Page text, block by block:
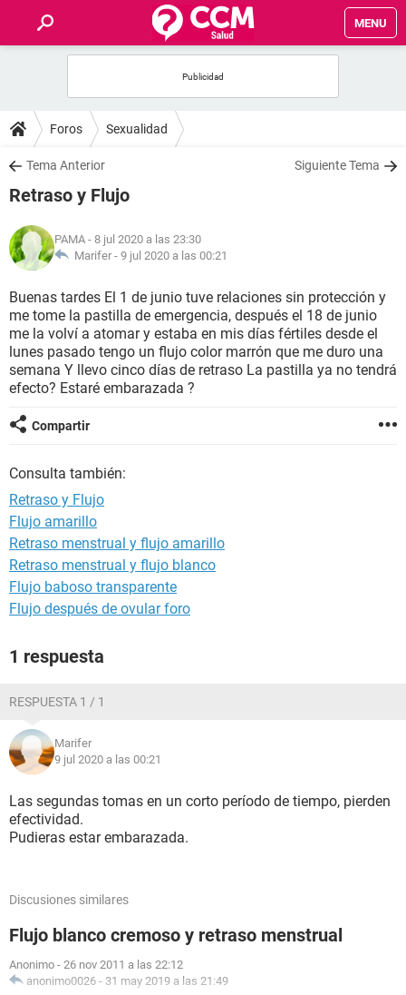
MENU
FOROS
SALUD
NUTRICIÓN
BIENESTAR
SEXUALIDAD
GLOSARIO
Foros Sexualidad
Tema Anterior Siguiente Tema
Retraso y Flujo
PAMA - 8 jul 2020 a las 23:30
Marifer - 9 jul 2020 a las 00:21
Buenas tardes El 1 de junio tuve relaciones sin protección y
me tome la pastilla de emergencia, después el 18 de junio
me la volví a atomar y estaba en mis días fértiles desde el
lunes pasado tengo un flujo color marrón que me duro una
semana Y llevo cinco días de retraso La pastilla ya no tendrá
efecto? Estaré embarazada ?
Compartir
Consulta también:
Retraso y Flujo
Flujo amarillo
Retraso menstrual y flujo amarillo
Retraso menstrual y flujo blanco
Flujo baboso transparente
Flujo después de ovular foro
1 respuesta
RESPUESTA 1 / 1
Marifer
9 jul 2020 a las 00:21
Las segundas tomas en un corto período de tiempo, pierden
efectividad.
Pudieras estar embarazada.
Discusiones similares
Flujo blanco cremoso y retraso menstrual
Anonimo - 26 nov 2011 a las 22:12
anonimo0026 - 31 may 2019 a las 21:49